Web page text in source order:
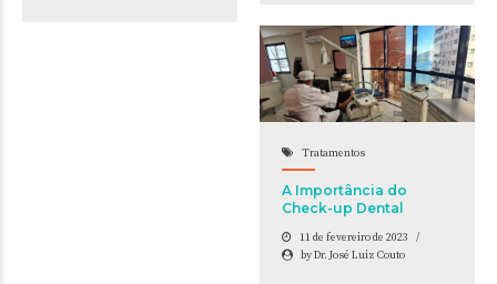
Tratamentos
A Importância do
Check-up Dental
11 de fevereiro de 2023
by Dr. José Luiz Couto